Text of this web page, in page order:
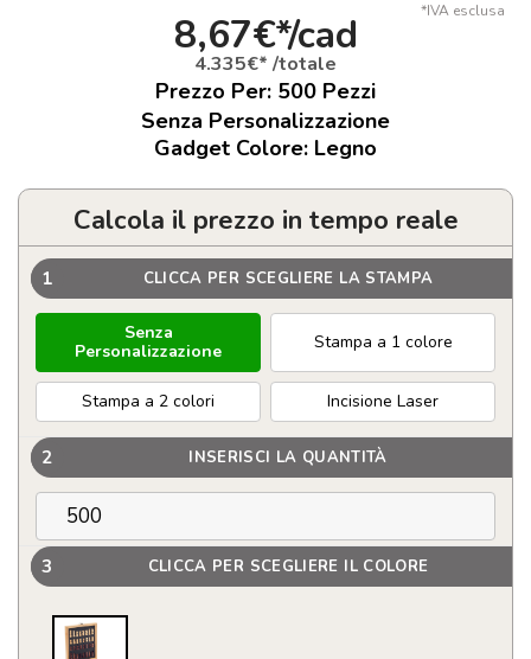
*IVA esclusa
8,67€*/cad
4.335€* /totale
Prezzo Per: 500 Pezzi
Senza Personalizzazione
Gadget Colore: Legno
Calcola il prezzo in tempo reale
1 CLICCA PER SCEGLIERE LA STAMPA
Senza
Personalizzazione
Stampa a 1 colore
Stampa a 2 colori Incisione Laser
2 INSERISCI LA QUANTITÀ
3 CLICCA PER SCEGLIERE IL COLORE